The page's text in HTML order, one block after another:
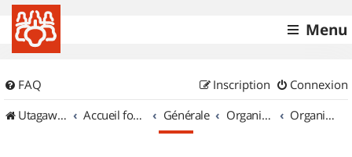
Menu
FAQ Connexion
Inscription
UtagawaVTT (Randos VTT et VTTAE avec traces GPS)
Accueil forum Générale Organisation de sorties & Recherche de partenaires Organisation de sorties en région Champagne Ardenne